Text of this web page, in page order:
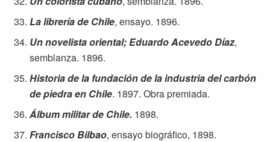
La librería de Chile, ensayo. 1896.
Un novelista oriental; Eduardo Acevedo Díaz,
semblanza. 1896.
Historia de la fundación de la industria del carbón
de piedra en Chile. 1897. Obra premiada.
Álbum militar de Chile. 1898.
Francisco Bilbao, ensayo biográfico, 1898.